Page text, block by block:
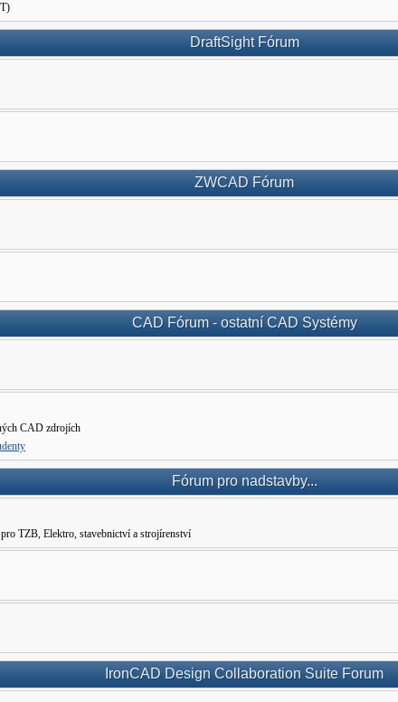
DraftSight Fórum
ZWCAD Fórum
CAD Fórum - ostatní CAD Systémy
CAD zdrojích
Fórum pro nadstavby...
TZB, Elektro, stavebnictví a strojírenství
IronCAD Design Collaboration Suite Forum